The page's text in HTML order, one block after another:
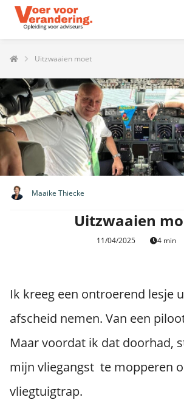
Uitzwaaien moet
Maaike Thiecke
Uitzwaaien
11/04/2025 4 min
Ik kreeg een ontroerend lesje
afscheid nemen. Van een
Maar voordat ik dat doorhad,
mijn vliegangst te mopperen
vliegtuigtrap.